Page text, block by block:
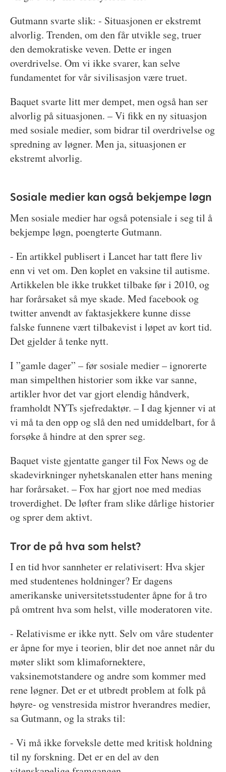
Gutmann svarte slik: - Situasjonen er ekstremt
alvorlig. Trenden, om den får utvikle seg, truer
den demokratiske veven. Dette er ingen
overdrivelse. Om vi ikke svarer, kan selve
fundamentet for vår sivilisasjon være truet.
Baquet svarte litt mer dempet, men også han ser
alvorlig på situasjonen. – Vi fikk en ny situasjon
med sosiale medier, som bidrar til overdrivelse og
spredning av løgner. Men ja, situasjonen er
ekstremt alvorlig.
Sosiale medier kan også bekjempe løgn
Men sosiale medier har også potensiale i seg til å
bekjempe løgn, poengterte Gutmann.
- En artikkel publisert i Lancet har tatt flere liv
enn vi vet om. Den koplet en vaksine til autisme.
Artikkelen ble ikke trukket tilbake før i 2010, og
har forårsaket så mye skade. Med facebook og
twitter anvendt av faktasjekkere kunne disse
falske funnene vært tilbakevist i løpet av kort tid.
Det gjelder å tenke nytt.
I ”gamle dager” – før sosiale medier – ignorerte
man simpelthen historier som ikke var sanne,
artikler hvor det var gjort elendig håndverk,
framholdt NYTs sjefredaktør. – I dag kjenner vi at
vi må ta den opp og slå den ned umiddelbart, for å
forsøke å hindre at den sprer seg.
Baquet viste gjentatte ganger til Fox News og de
skadevirkninger nyhetskanalen etter hans mening
har forårsaket. – Fox har gjort noe med medias
troverdighet. De løfter fram slike dårlige historier
og sprer dem aktivt.
Tror de på hva som helst?
I en tid hvor sannheter er relativisert: Hva skjer
med studentenes holdninger? Er dagens
amerikanske universitetsstudenter åpne for å tro
på omtrent hva som helst, ville moderatoren vite.
- Relativisme er ikke nytt. Selv om våre studenter
er åpne for mye i teorien, blir det noe annet når du
møter slikt som klimafornektere,
vaksinemotstandere og andre som kommer med
rene løgner. Det er et utbredt problem at folk på
høyre- og venstresida mistror hverandres medier,
sa Gutmann, og la straks til:
- Vi må ikke forveksle dette med kritisk holdning
til ny forskning. Det er en del av den